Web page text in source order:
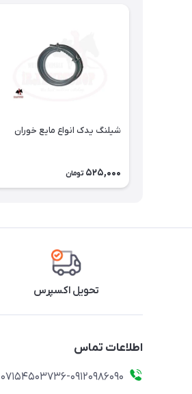
شیلنگ یدک انواع مایع خوران
525,000 تومان
تحویل اکسپرس
اطلاعات تماس
07154503736-09120986090